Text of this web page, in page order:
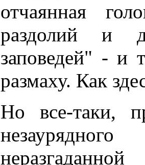
отчаянная
раздолий и
заповедей" - и
размаху. Как
Но все-таки,